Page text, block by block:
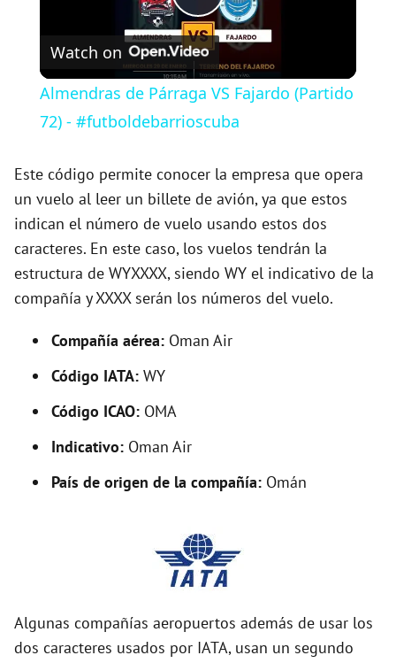
P
l
a
y
V
i
d
Watch on
Almendras de Párraga VS Fajardo (Partido
72) - #futboldebarrioscuba
Este código permite conocer la empresa que opera
un vuelo al leer un billete de avión, ya que estos
indican el número de vuelo usando estos dos
caracteres. En este caso, los vuelos tendrán la
estructura de WYXXXX, siendo WY el indicativo de la
compañía y XXXX serán los números del vuelo.
Compañía aérea: Oman Air
Código IATA: WY
Código ICAO: OMA
Indicativo: Oman Air
País de origen de la compañía: Omán
Algunas compañías aeropuertos además de usar los
dos caracteres usados por IATA, usan un segundo